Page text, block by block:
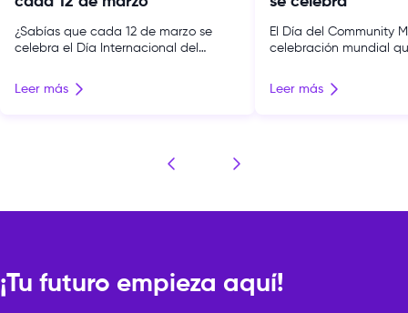
¿Sabías que cada 12 de marzo se
celebra el Día Internacional del
impacto de Twitter en nuestra
comunicación. Descubre en este
quieres crear estrategias digitales
Leer más
El Día del Community
celebración mundial
cuidan la interacción
en redes sociales. Más
Leer más
¡Tu futuro empieza aquí!